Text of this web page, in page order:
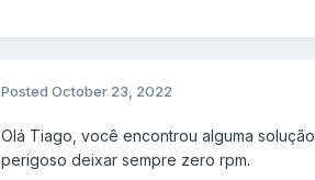
Posted October 23, 2022
Olá Tiago, você encontrou alguma
perigoso deixar sempre zero rpm.